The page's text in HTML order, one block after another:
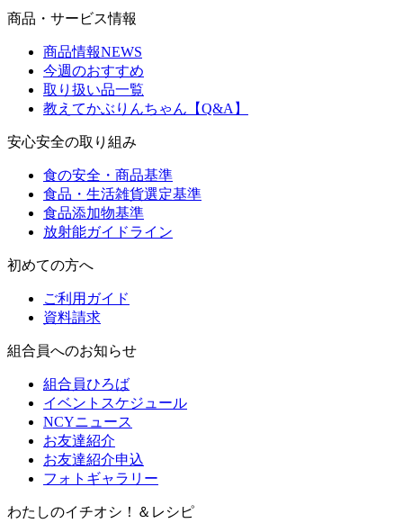
商品・サービス情報
商品情報NEWS
今週のおすすめ
取り扱い品一覧
教えてかぶりんちゃん【Q&A】
安心安全の取り組み
食の安全・商品基準
食品・生活雑貨選定基準
食品添加物基準
放射能ガイドライン
初めての方へ
ご利用ガイド
資料請求
組合員へのお知らせ
組合員ひろば
イベントスケジュール
NCYニュース
お友達紹介
お友達紹介申込
フォトギャラリー
わたしのイチオシ！＆レシピ